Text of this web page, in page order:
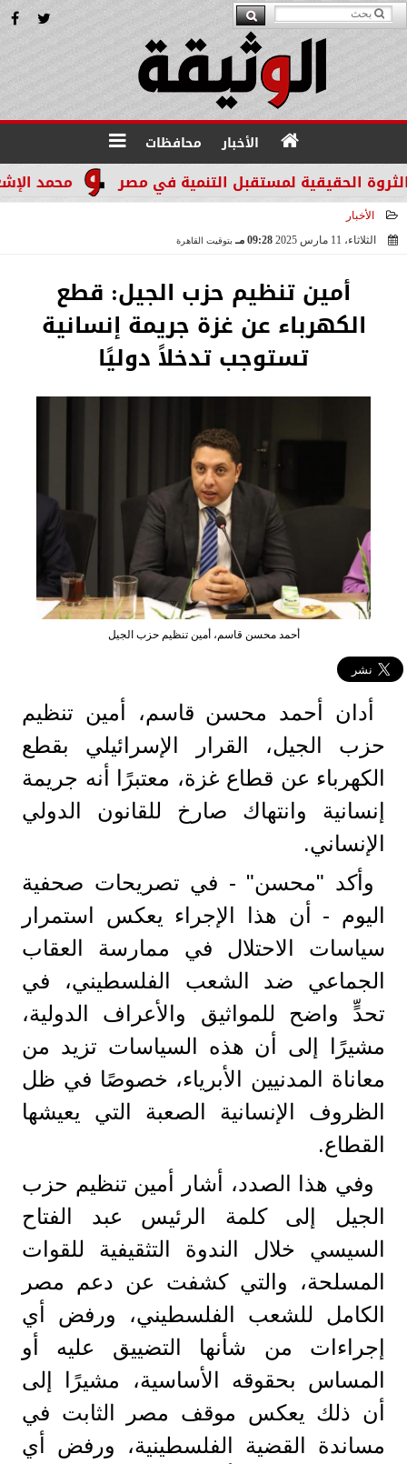
الأخبار محافظات
محمد
الأخبار
الثلاثاء، 11 مارس 2025
09:28 مـ بتوقيت القاهرة
أمين تنظيم حزب الجيل: قطع
الكهرباء عن غزة جريمة إنسانية
تستوجب تدخلاً دوليًا
أحمد محسن قاسم، أمين تنظيم حزب الجيل
أدان أحمد محسن قاسم، أمين تنظيم
حزب الجيل، القرار الإسرائيلي بقطع
الكهرباء عن قطاع غزة، معتبرًا أنه جريمة
إنسانية وانتهاك صارخ للقانون الدولي
الإنساني.
وأكد "محسن" - في تصريحات صحفية
اليوم - أن هذا الإجراء يعكس استمرار
سياسات الاحتلال في ممارسة العقاب
الجماعي ضد الشعب الفلسطيني، في
تحدٍّ واضح للمواثيق والأعراف الدولية،
مشيرًا إلى أن هذه السياسات تزيد من
معاناة المدنيين الأبرياء، خصوصًا في ظل
الظروف الإنسانية الصعبة التي يعيشها
القطاع.
وفي هذا الصدد، أشار أمين تنظيم حزب
الجيل إلى كلمة الرئيس عبد الفتاح
السيسي خلال الندوة التثقيفية للقوات
المسلحة، والتي كشفت عن دعم مصر
الكامل للشعب الفلسطيني، ورفض أي
إجراءات من شأنها التضييق عليه أو
المساس بحقوقه الأساسية، مشيرًا إلى
أن ذلك يعكس موقف مصر الثابت في
مساندة القضية الفلسطينية، ورفض أي